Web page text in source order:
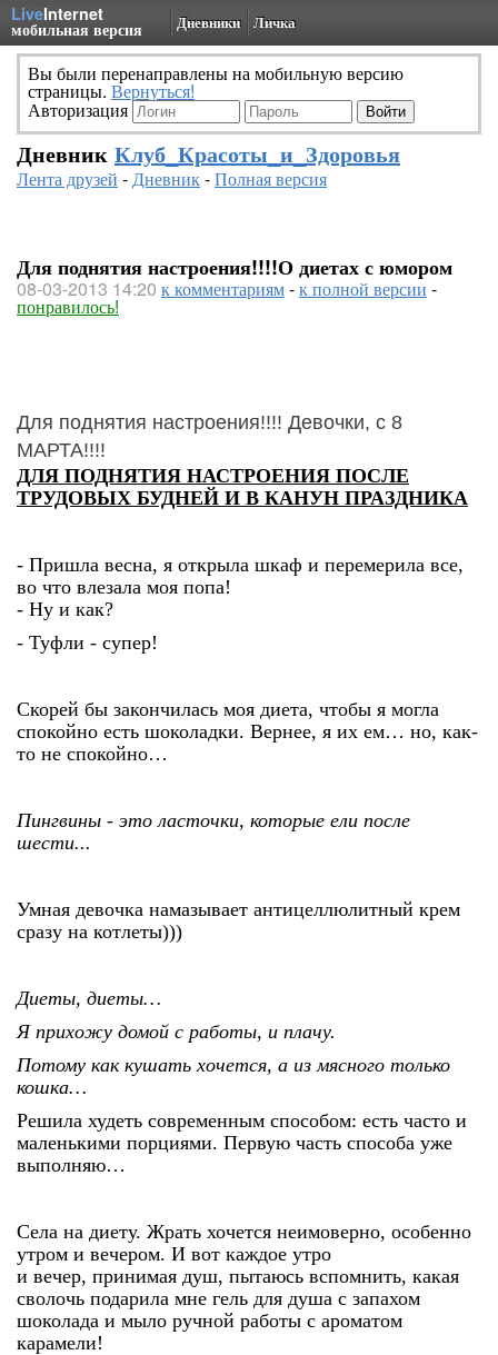
LiveInternet
мобильная версия Дневники Личка
Вы были перенаправлены на мобильную версию
страницы. Вернуться!
Авторизация
Дневник Клуб_Красоты_и_Здоровья
Лента друзей -Дневник-Полная версия
Для поднятия настроения!!!!О диетах с юмором
08-03-2013 14:20 к комментариям-к полной версии -
понравилось!
Для поднятия настроения!!!! Девочки, с 8
МАРТА!!!!
ДЛЯ ПОДНЯТИЯ НАСТРОЕНИЯ ПОСЛЕ
ТРУДОВЫХ БУДНЕЙ И В КАНУН ПРАЗДНИКА
- Пришла весна, я открыла шкаф и перемерила все,
во что влезала моя попа!
- Ну и как?
- Туфли - супер!
Скорей бы закончилась моя диета, чтобы я могла
спокойно есть шоколадки. Вернее, я их ем… но, как-
то не спокойно…
Пингвины - это ласточки, которые ели после
шести...
Умная девочка намазывает антицеллюлитный крем
сразу на котлеты)))
Диеты, диеты…
Я прихожу домой с работы, и плачу.
Потому как кушать хочется, а из мясного только
кошка…
Решила худеть современным способом: есть часто и
маленькими порциями. Первую часть способа уже
выполняю…
Села на диету. Жрать хочется неимоверно, особенно
утром и вечером. И вот каждое утро
и вечер, принимая душ, пытаюсь вспомнить, какая
сволочь подарила мне гель для душа с запахом
шоколада и мыло ручной работы с ароматом
карамели!